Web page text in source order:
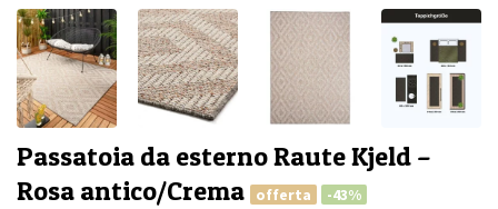
Passatoia da esterno Raute Kjeld –
Rosa antico/Crema
offerta -43%